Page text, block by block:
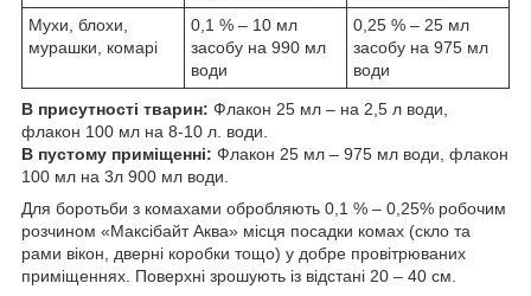
Мухи, блохи,
мурашки, комарі
0,1 % – 10 мл
засобу на 990 мл
води
0,25 % – 25 мл
засобу на 975 мл
води
В присутності тварин: Флакон 25 мл – на 2,5 л води,
флакон 100 мл на 8-10 л. води.
В пустому приміщенні: Флакон 25 мл – 975 мл води, флакон
100 мл на 3л 900 мл води.
Для боротьби з комахами обробляють 0,1 % – 0,25% робочим
розчином «Максібайт Аква» місця посадки комах (скло та
рами вікон, дверні коробки тощо) у добре провітрюваних
приміщеннях. Поверхні зрошують із відстані 20 – 40 см.